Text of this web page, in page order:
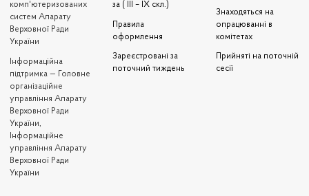
комп'ютеризованих
систем Апарату
Верховної Ради
України
Iнформаційна
підтримка — Головне
організаційне
управління Апарату
Верховної Ради
України,
Інформаційне
управління Апарату
Верховної Ради
України
за ( III – IX скл.)
Правила
оформлення
Зареєстровані за
поточний тиждень
Знаходяться на
опрацюванні в
комітетах
Прийняті на поточній
сесії